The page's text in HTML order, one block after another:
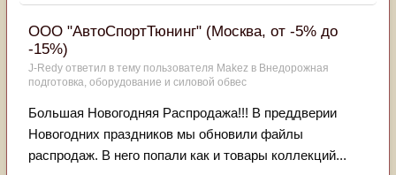
ООО "АвтоСпортТюнинг" (Москва, от -5% до
-15%)
J-Redy ответил в тему пользователя Makez в Внедорожная
подготовка, оборудование и силовой обвес
Большая Новогодняя Распродажа!!! В преддверии
Новогодних праздников мы обновили файлы
распродаж. В него попали как и товары коллекций...